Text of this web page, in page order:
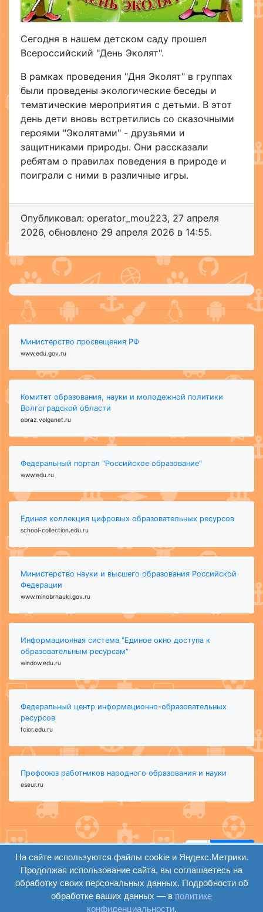
Сегодня в нашем детском саду прошел
Всероссийский "День Эколят".
В рамках проведения "Дня Эколят" в группах
были проведены экологические беседы и
тематические мероприятия с детьми. В этот
день дети вновь встретились со сказочными
героями "Эколятами" - друзьями и
защитниками природы. Они рассказали
ребятам о правилах поведения в природе и
поиграли с ними в различные игры.
Опубликовал: operator_mou223, 27 апреля
2026, обновлено 29 апреля 2026 в 14:55.
Министерство просвещения РФ
www.edu.gov.ru
Комитет образования, науки и молодежной политики
Волгоградской области
obraz.volganet.ru
Федеральный портал "Российское образование"
www.edu.ru
Единая коллекция цифровых образовательных ресурсов
school-collection.edu.ru
Министерство науки и высшего образования Российской
Федерации
www.minobrnauki.gov.ru
Информационная система "Единое окно доступа к
образовательным ресурсам"
window.edu.ru
Федеральный центр информационно-образовательных
ресурсов
fcior.edu.ru
Профсоюз работников народного образования и науки
eseur.ru
ООО "Центр
образования и
консалтинга"
Волгоград 2008-
2026
вход
регистрация
Найти
Версия
сайта для
слабовидящих
На сайте используются файлы cookie и Яндекс.Метрики.
Продолжая использование сайта, вы соглашаетесь на
обработку своих персональных данных. Подробности об
обработке ваших данных — в политике
конфиденциальности.